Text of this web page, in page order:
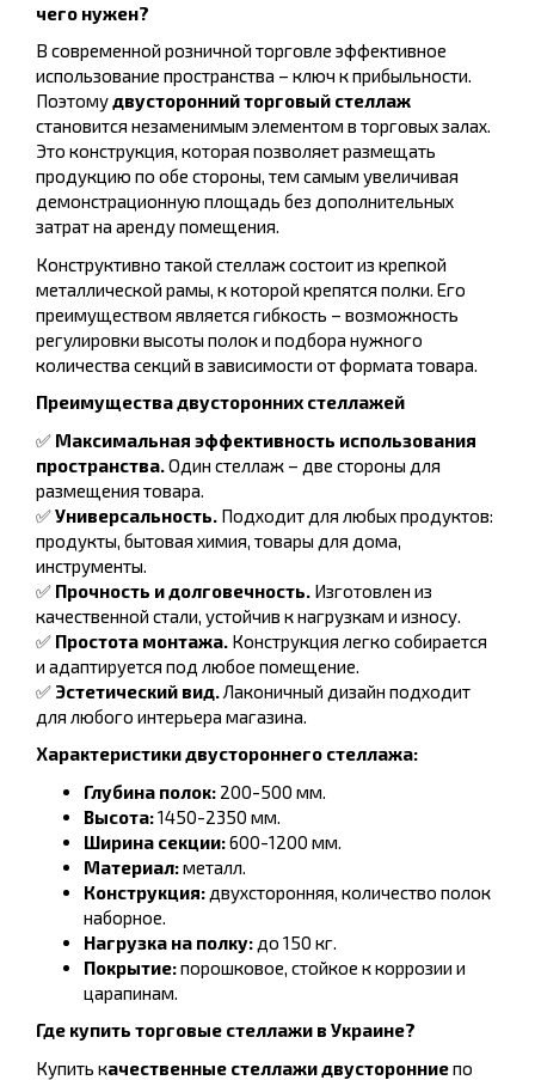
чего нужен?
В современной розничной торговле эффективное
использование пространства – ключ к прибыльности.
Поэтомудвусторонний торговый стеллаж
становится незаменимым элементом в торговых залах.
Это конструкция, которая позволяет размещать
продукцию по обе стороны, тем самым увеличивая
демонстрационную площадь без дополнительных
затрат на аренду помещения.
Конструктивно такой стеллаж состоит из крепкой
металлической рамы, к которой крепятся полки. Его
преимуществом является гибкость – возможность
регулировки высоты полок и подбора нужного
количества секций в зависимости от формата товара.
Преимущества двусторонних стеллажей
✅ Максимальная эффективность использования
пространства. Один стеллаж – две стороны для
размещения товара.
✅Универсальность. Подходит для любых продуктов:
продукты, бытовая химия, товары для дома,
инструменты.
✅ Прочность и долговечность. Изготовлен из
качественной стали, устойчив к нагрузкам и износу.
✅ Простота монтажа. Конструкция легко собирается
и адаптируется под любое помещение.
✅ Эстетический вид. Лаконичный дизайн подходит
для любого интерьера магазина.
Характеристики двустороннего стеллажа:
Глубина полок: 200-500 мм.
Высота:1450-2350 мм.
Ширина секции:600-1200 мм.
Материал:металл.
Конструкция: двухсторонняя, количество полок
наборное.
Нагрузка на полку: до 150 кг.
Покрытие:порошковое, стойкое к коррозии и
царапинам.
Где купить торговые стеллажи в Украине?
Купить качественные стеллажи двусторонниепо